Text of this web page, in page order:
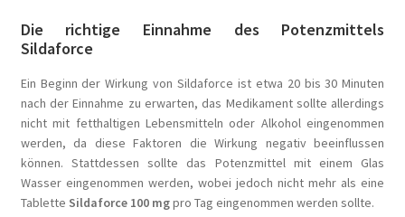
Die richtige Einnahme des Potenzmittels
Sildaforce
Ein Beginn der Wirkung von Sildaforce ist etwa 20 bis 30 Minuten
nach der Einnahme zu erwarten, das Medikament sollte allerdings
nicht mit fetthaltigen Lebensmitteln oder Alkohol eingenommen
werden, da diese Faktoren die Wirkung negativ beeinflussen
können. Stattdessen sollte das Potenzmittel mit einem Glas
Wasser eingenommen werden, wobei jedoch nicht mehr als eine
Tablette Sildaforce 100 mgpro Tag eingenommen werden sollte.